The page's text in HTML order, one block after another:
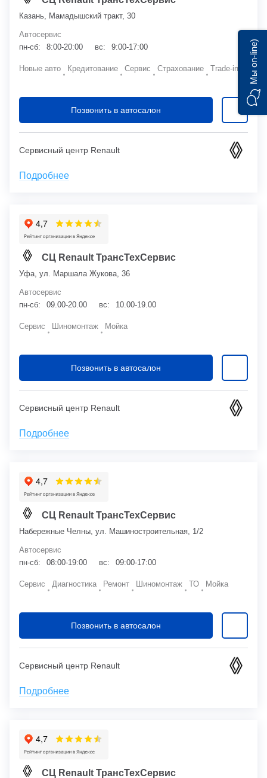
Казань, Мамадышский тракт, 30
Автосервис
пн-сб:
8:00-20:00 вс: 9:00-17:00
Новые авто Кредитование Сервис Страхование Trade-in
Позвонить в автосалон
Сервисный центр Renault
Подробнее
СЦ Renault ТрансТехСервис
Уфа, ул. Маршала Жукова, 36
Автосервис
пн-сб:
09.00-20.00 вс: 10.00-19.00
Сервис Шиномонтаж Мойка
Позвонить в автосалон
Сервисный центр Renault
Подробнее
СЦ Renault ТрансТехСервис
Набережные Челны, ул. Машиностроительная, 1/2
Автосервис
пн-сб:
08:00-19:00 вс: 09:00-17:00
Сервис Диагностика Ремонт Шиномонтаж ТО Мойка
Позвонить в автосалон
Сервисный центр Renault
Подробнее
СЦ Renault ТрансТехСервис
Мы on-line)